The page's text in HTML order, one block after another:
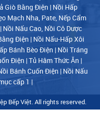
Giò Bằng Điện | Nồi Hấp
Mạch Nha, Pate, Nếp Cẩm
| Nồi Nấu Cao, Nồi Cô Dược
Điện | Nồi Nấu-Hấp Xôi
Bánh Bèo Điện | Nồi Tráng
Điện |Tủ Hâm Thức Ăn |
Bánh Cuốn Điện | Nồi Nấu
cấp 1 |
Bếp Việt. All rights reserved.